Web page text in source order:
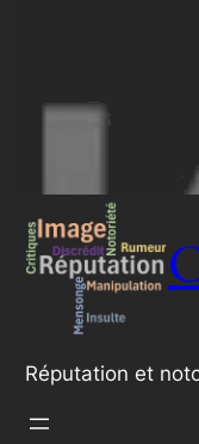
Réputation et